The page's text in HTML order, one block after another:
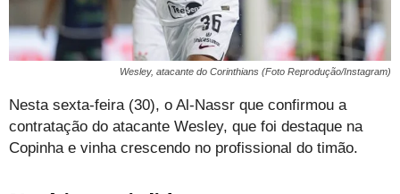
Wesley, atacante do Corinthians (Foto Reprodução/Instagram)
Nesta sexta-feira (30), o Al-Nassr que confirmou a
contratação do atacante Wesley, que foi destaque na
Copinha e vinha crescendo no profissional do timão.